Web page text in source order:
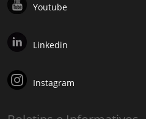
Youtube
Linkedin
Instagram